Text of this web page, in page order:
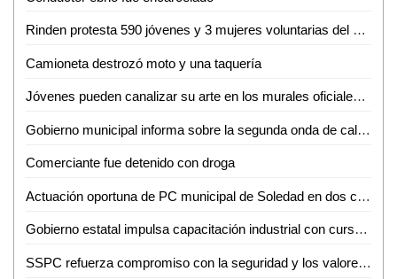
Rinden protesta 590 jóvenes y 3 mujeres voluntarias del Servicio Militar Nacional en Ciudad Valles
Camioneta destrozó moto y una taquería
Jóvenes pueden canalizar su arte en los murales oficiales del puerto: Mónica Villareal
Gobierno municipal informa sobre la segunda onda de calor en la región
Comerciante fue detenido con droga
Actuación oportuna de PC municipal de Soledad en dos conatos de incendio
Gobierno estatal impulsa capacitación industrial con cursos especializados en mayo
SSPC refuerza compromiso con la seguridad y los valores nacionales